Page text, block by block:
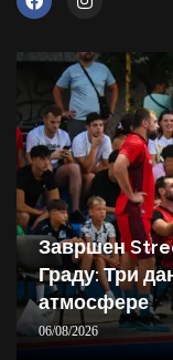
Завршен
Граду: Три
атмосфере
06/08/2026